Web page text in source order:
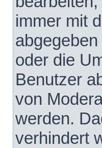
immer mit
oder die
Benutzer
von
werden.
verhindert